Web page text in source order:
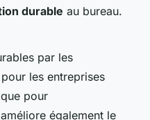
durable au bureau.
par les
les entreprises
pour
également le